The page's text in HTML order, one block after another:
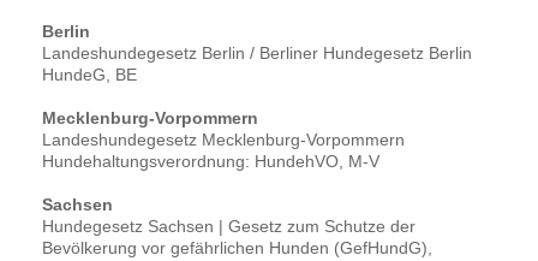
Berlin
Landeshundegesetz Berlin / Berliner Hundegesetz Berlin
HundeG, BE
Mecklenburg-Vorpommern
Landeshundegesetz Mecklenburg-Vorpommern
Hundehaltungsverordnung: HundehVO, M-V
Sachsen
Hundegesetz Sachsen | Gesetz zum Schutze der
Bevölkerung vor gefährlichen Hunden (GefHundG),